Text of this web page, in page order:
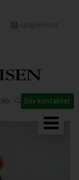
Bliv kontaktet